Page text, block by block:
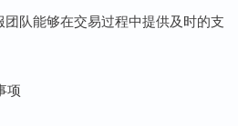
队能够在交易过程中提供及时的支
项